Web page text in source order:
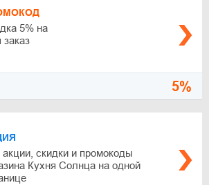
5% на
5%
акции, скидки и промокоды
Кухня Солнца на одной